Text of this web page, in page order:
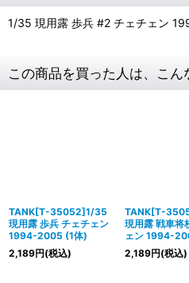
1/35 現用露 歩兵 #2 チェチェン
この商品を買った人は、こ
TANK[T-35052]1/35
現用露 歩兵 チェチェン
1994-2005 (1体)
2,189円(税込)
TANK[T-
現用露 戦車将
ェン 1994-
2,189円(税込)